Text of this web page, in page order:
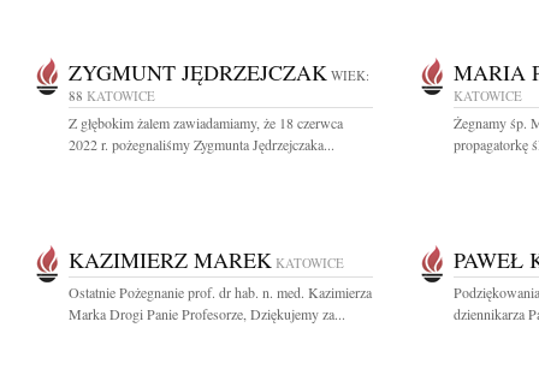
ZYGMUNT JĘDRZEJCZAK WIEK:
88 KATOWICE
Z głębokim żalem zawiadamiamy, że 18 czerwca
2022 r. pożegnaliśmy Zygmunta Jędrzejczaka...
MARIA
KATOWICE
Żegnamy śp.
propagatorkę
KAZIMIERZ MAREK KATOWICE
Ostatnie Pożegnanie prof. dr hab. n. med. Kazimierza
Marka Drogi Panie Profesorze, Dziękujemy za...
PAWEŁ
dziennikarza